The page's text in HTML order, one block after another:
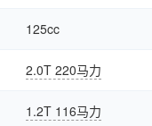
125cc
2.0T 220马力
1.2T 116马力